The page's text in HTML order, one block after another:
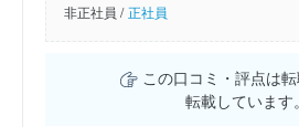
非正社員 / 正社員
この口コミ・評点は転
転載しています。